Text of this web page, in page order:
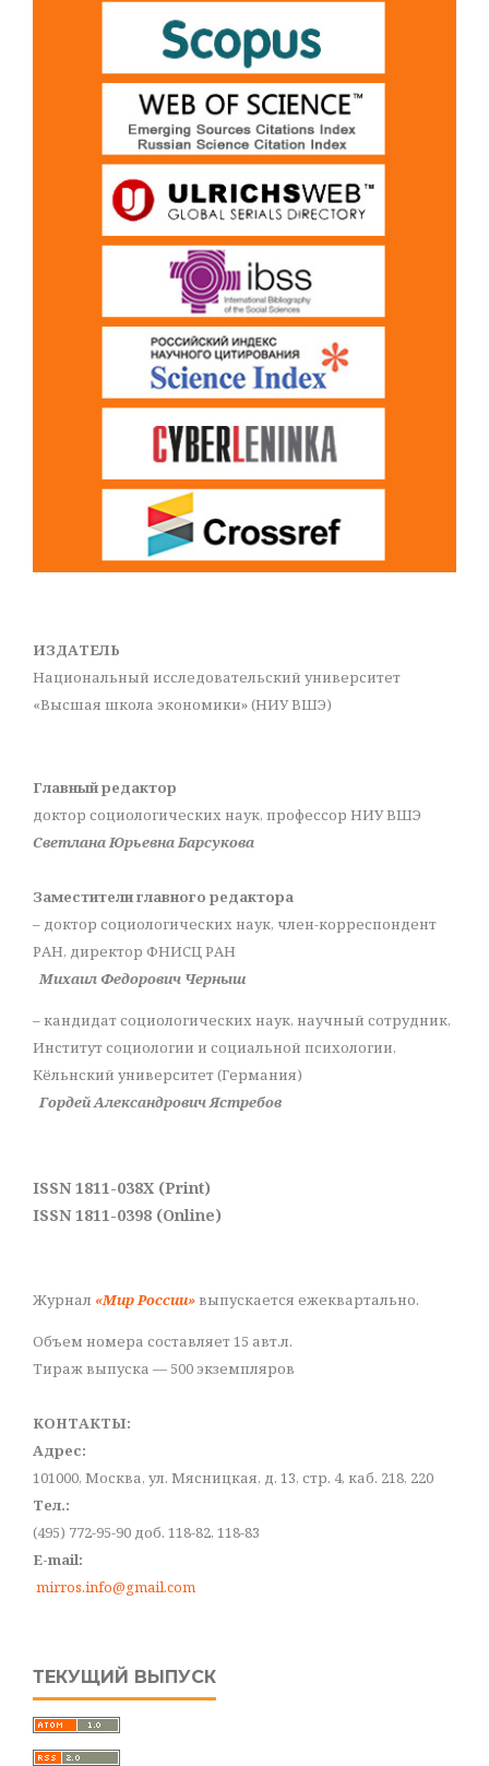
ИЗДАТЕЛЬ
Национальный исследовательский университет
«Высшая школа экономики» (НИУ ВШЭ)
Главный редактор
доктор социологических наук, профессор НИУ ВШЭ
Светлана Юрьевна Барсукова
Заместители главного редактора
– доктор социологических наук, член-корреспондент
РАН, директор ФНИСЦ РАН
Михаил Федорович Черныш
– кандидат социологических наук, научный сотрудник,
Институт социологии и социальной психологии,
Кёльнский университет (Германия)
Гордей Александрович Ястребов
ISSN 1811-038X (Print)
ISSN 1811-0398 (Online)
Журнал «Мир России»выпускается ежеквартально.
Объем номера составляет 15 авт.л.
Тираж выпуска — 500 экземпляров
КОНТАКТЫ:
Адрес:
101000, Москва, ул. Мясницкая, д. 13, стр. 4, каб. 218, 220
Тел.:
(495) 772-95-90 доб. 118-82, 118-83
E-mail:
mirros.info@gmail.com
ТЕКУЩИЙ ВЫПУСК